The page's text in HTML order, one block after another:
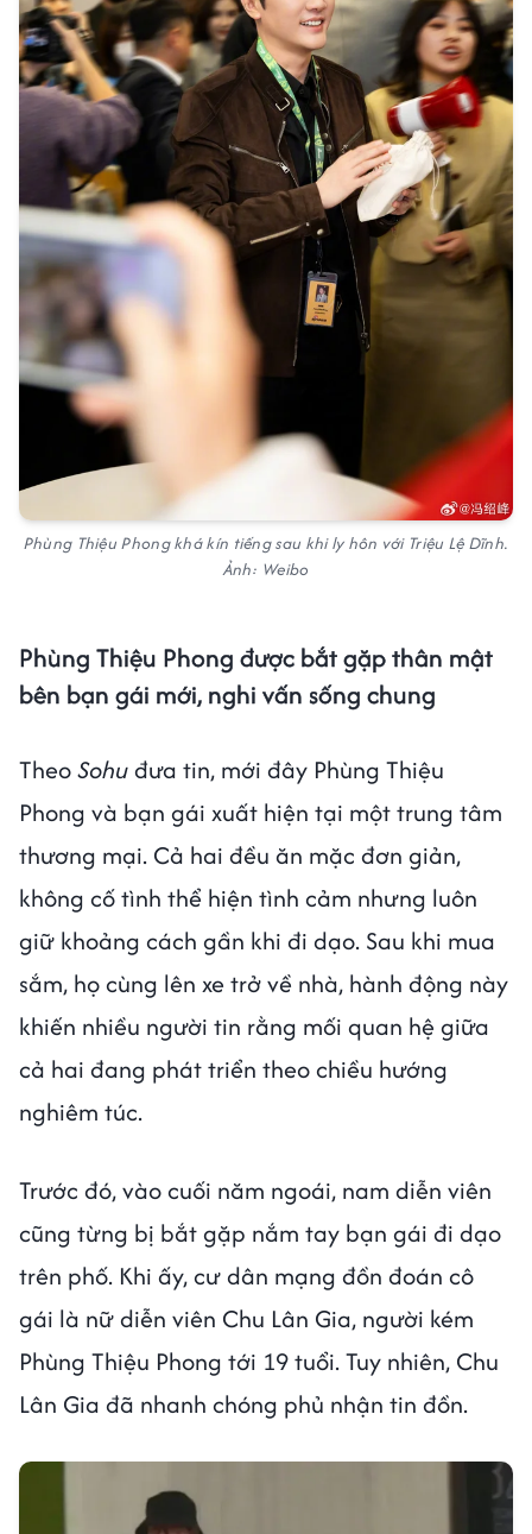
Phùng Thiệu Phong khá kín tiếng sau khi ly hôn với Triệu Lệ Dĩnh.
Ảnh: Weibo
Phùng Thiệu Phong được bắt gặp thân mật
bên bạn gái mới, nghi vấn sống chung
TheoSohuđưa tin, mới đây Phùng Thiệu
Phong và bạn gái xuất hiện tại một trung tâm
thương mại. Cả hai đều ăn mặc đơn giản,
không cố tình thể hiện tình cảm nhưng luôn
giữ khoảng cách gần khi đi dạo. Sau khi mua
sắm, họ cùng lên xe trở về nhà, hành động này
khiến nhiều người tin rằng mối quan hệ giữa
cả hai đang phát triển theo chiều hướng
nghiêm túc.
Trước đó, vào cuối năm ngoái, nam diễn viên
cũng từng bị bắt gặp nắm tay bạn gái đi dạo
trên phố. Khi ấy, cư dân mạng đồn đoán cô
gái là nữ diễn viên Chu Lân Gia, người kém
Phùng Thiệu Phong tới 19 tuổi. Tuy nhiên, Chu
Lân Gia đã nhanh chóng phủ nhận tin đồn.